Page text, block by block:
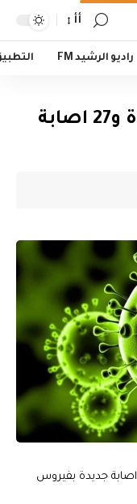
أأ
راديو الرشيد FM
كورونا في ديالى: حالتا وفاة و27 اصابة
اعلنت دائرة صحة ديالى، الاربعاء، تسجيل 27 اصابة جديدة بفيروس